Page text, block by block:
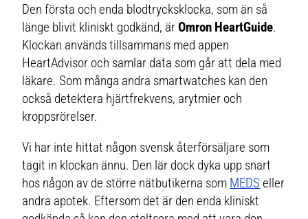
Den första och enda blodtrycksklocka, som än så
länge blivit kliniskt godkänd, ärOmron HeartGuide.
Klockan används tillsammans med appen
HeartAdvisor och samlar data som går att dela med
läkare. Som många andra smartwatches kan den
också detektera hjärtfrekvens, arytmier och
kroppsrörelser.
Vi har inte hittat någon svensk återförsäljare som
tagit in klockan ännu. Den lär dock dyka upp snart
hos någon av de större nätbutikerna som MEDS eller
andra apotek. Eftersom det är den enda kliniskt